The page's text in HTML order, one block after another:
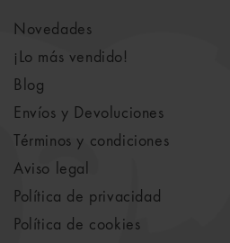
Novedades
¡Lo más vendido!
Blog
Envíos y Devoluciones
Términos y condiciones
Aviso legal
Política de privacidad
Política de cookies